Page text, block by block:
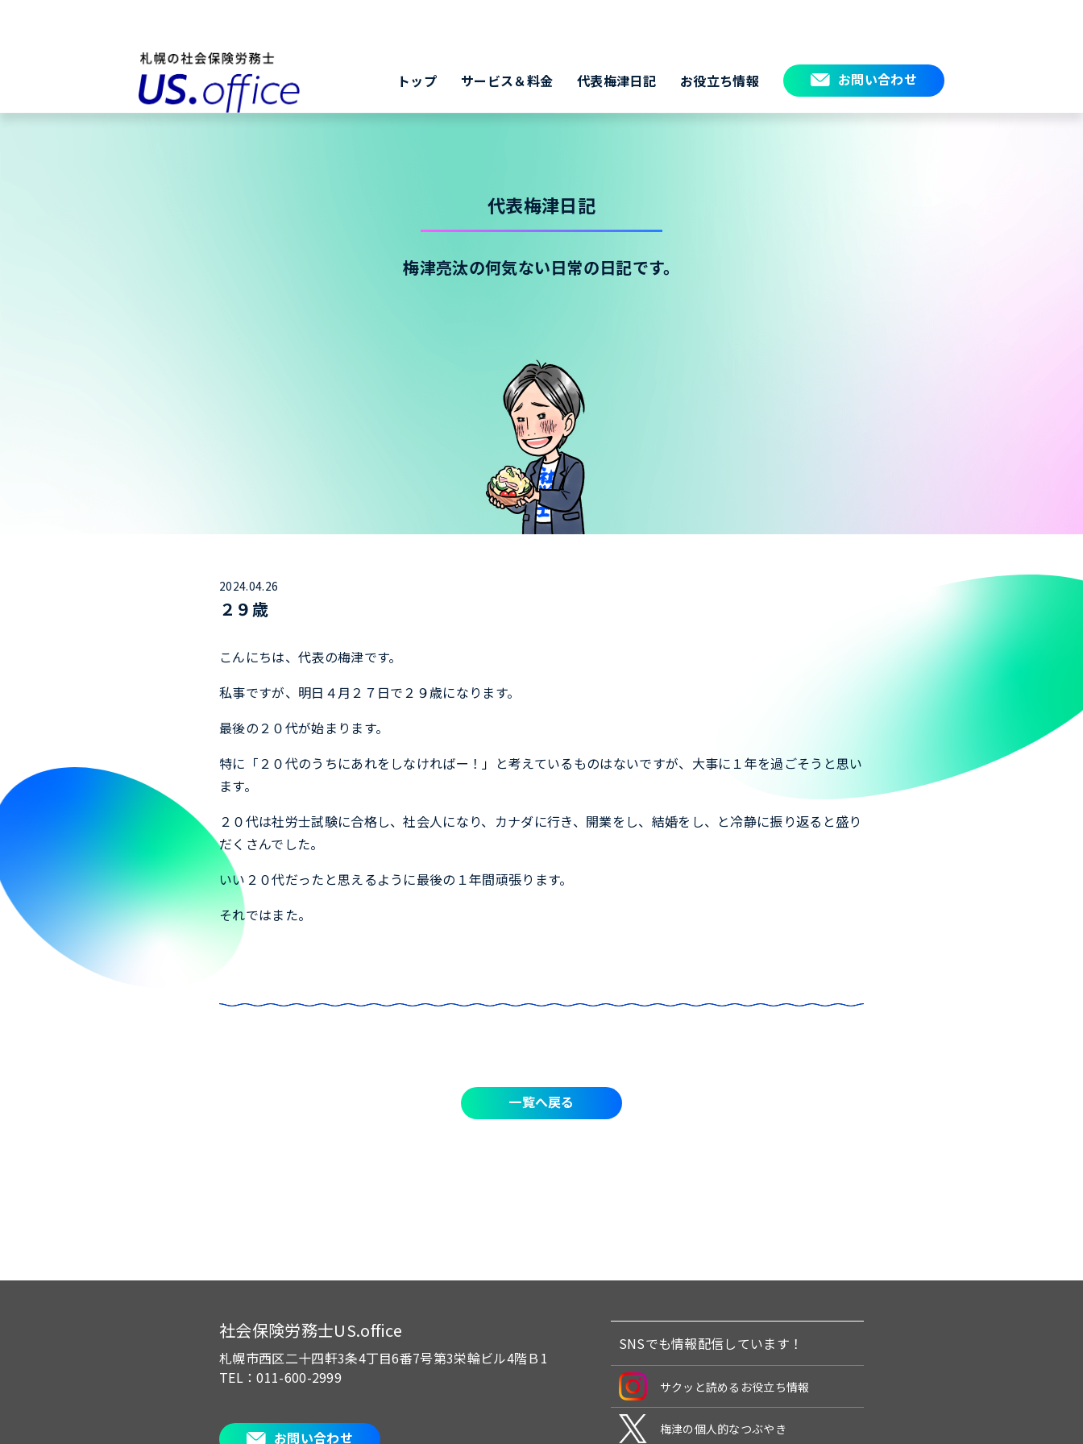
トップ サービス＆料金 代表梅津日記 お役立ち情報 お問い合わせ
代表梅津日記
梅津亮汰の何気ない日常の日記です。
2024.04.26
２９歳
こんにちは、代表の梅津です。
私事ですが、明日４月２７日で２９歳になります。
最後の２０代が始まります。
特に「２０代のうちにあれをしなければー！」と考えているものはないですが、大事に１年を過ごそうと思い
ます。
２０代は社労士試験に合格し、社会人になり、カナダに行き、開業をし、結婚をし、と冷静に振り返ると盛り
だくさんでした。
いい２０代だったと思えるように最後の１年間頑張ります。
それではまた。
一覧へ戻る
社会保険労務士US.office
札幌市西区二十四軒3条4丁目6番7号第3栄輪ビル4階Ｂ1
TEL：011-600-2999
お問い合わせ
SNSでも情報配信しています！
サクッと読めるお役立ち情報
梅津の個人的なつぶやき